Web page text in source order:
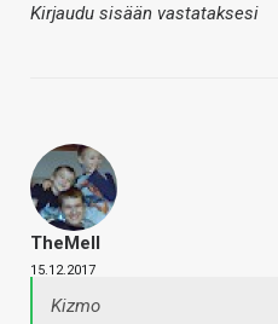
Kirjaudu sisään vastataksesi
TheMeII
15.12.2017
Kizmo